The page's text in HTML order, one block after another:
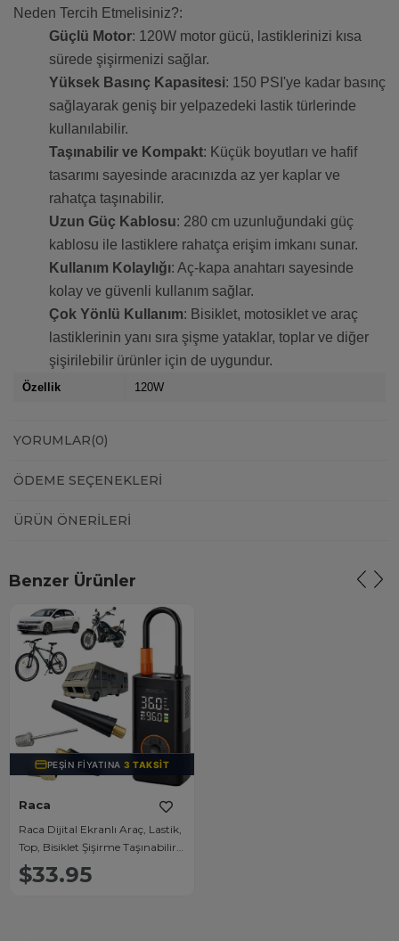
Neden Tercih Etmelisiniz?:
Güçlü Motor: 120W motor gücü, lastiklerinizi kısa
sürede şişirmenizi sağlar.
Yüksek Basınç Kapasitesi: 150 PSI'ye kadar basınç
sağlayarak geniş bir yelpazedeki lastik türlerinde
kullanılabilir.
Taşınabilir ve Kompakt: Küçük boyutları ve hafif
tasarımı sayesinde aracınızda az yer kaplar ve
rahatça taşınabilir.
Uzun Güç Kablosu: 280 cm uzunluğundaki güç
kablosu ile lastiklere rahatça erişim imkanı sunar.
Kullanım Kolaylığı: Aç-kapa anahtarı sayesinde
kolay ve güvenli kullanım sağlar.
Çok Yönlü Kullanım: Bisiklet, motosiklet ve araç
lastiklerinin yanı sıra şişme yataklar, toplar ve diğer
şişirilebilir ürünler için de uygundur.
Özellik 120W
YORUMLAR(0)
ÖDEME SEÇENEKLERI
ÜRÜN ÖNERILERI
Benzer Ürünler
PEŞIN FIYATINA3 TAKSIT
Raca
Raca Dijital Ekranlı Araç, Lastik,
Top, Bisiklet Şişirme Taşınabilir
Hava Kompresörü
$33.95